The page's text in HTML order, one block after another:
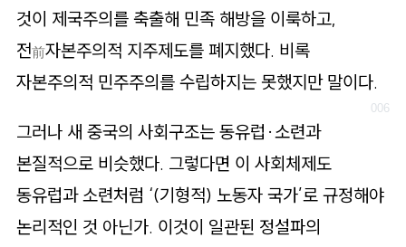
것이 제국주의를 축출해 민족 해방을 이룩하고,
전前자본주의적 지주제도를 폐지했다. 비록
자본주의적 민주주의를 수립하지는 못했지만 말이다.
그러나 새 중국의 사회구조는 동유럽·소련과
본질적으로 비슷했다. 그렇다면 이 사회체제도
동유럽과 소련처럼 ‘(기형적) 노동자 국가’로 규정해야
논리적인 것 아닌가. 이것이 일관된 정설파의